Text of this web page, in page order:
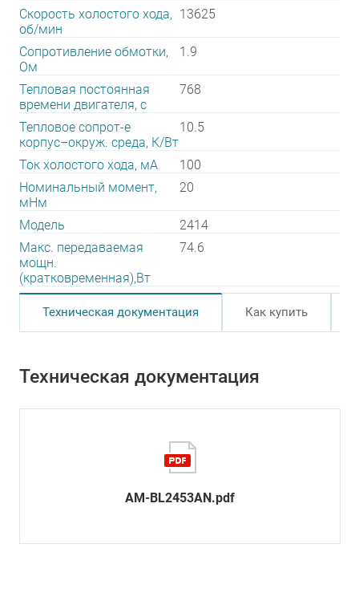
Скорость холостого хода,
об/мин
13625
Сопротивление обмотки,
Ом
1.9
Тепловая постоянная
времени двигателя, с
768
Тепловое сопрот-е
корпус–окруж. среда, К/Вт
10.5
Ток холостого хода, мА
100
Номинальный момент,
мНм
20
Модель
2414
Макс. передаваемая
мощн.
(кратковременная),Вт
74.6
Техническая документация Как купить
Техническая документация
AM-BL2453AN.pdf